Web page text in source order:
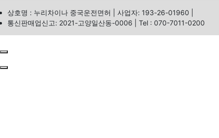
상호명 : 누리차이나 중국운전면허 사업자: 193-26-01960
통신판매업신고: 2021-고양일산동-0006
Tel : 070-7011-0200